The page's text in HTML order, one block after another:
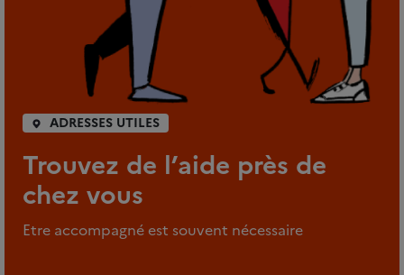
ADRESSES UTILES
Trouvez de l’aide près de
chez vous
Etre accompagné est souvent nécessaire